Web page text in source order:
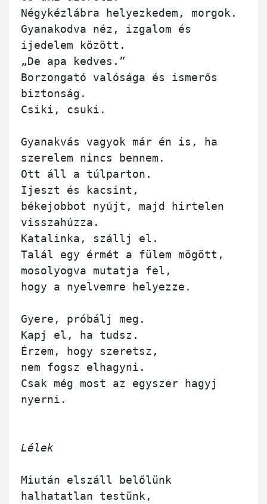
Négykézlábra helyezkedem, morgok.
Gyanakodva néz, izgalom és
ijedelem között.
„De apa kedves.”
Borzongató valósága és ismerős
biztonság.
Csiki, csuki.
Gyanakvás vagyok már én is, ha
szerelem nincs bennem.
Ott áll a túlparton.
Ijeszt és kacsint,
békejobbot nyújt, majd hirtelen
visszahúzza.
Katalinka, szállj el.
Talál egy érmét a fülem mögött,
mosolyogva mutatja fel,
hogy a nyelvemre helyezze.
Gyere, próbálj meg.
Kapj el, ha tudsz.
Érzem, hogy szeretsz,
nem fogsz elhagyni.
Csak még most az egyszer hagyj
nyerni.
Lélek
Miután elszáll belőlünk
halhatatlan testünk,